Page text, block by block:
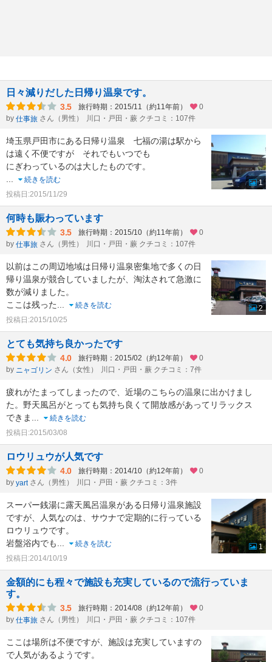
日々減りだした日帰り温泉です。
3.5 旅行時期：2015/11（約11年前）
0
by 仕事旅 さん（男性） 川口・戸田・蕨 クチコミ：107件
埼玉県戸田市にある日帰り温泉 七福の湯は駅から
は遠く不便ですが それでもいつでも
にぎわっているのは大したものです。
...
続きを読む
投稿日:2015/11/29
1
何時も賑わっています
3.5 旅行時期：2015/10（約11年前）
0
by 仕事旅 さん（男性） 川口・戸田・蕨 クチコミ：107件
以前はこの周辺地域は日帰り温泉密集地で多くの日
帰り温泉が競合していましたが、淘汰されて急激に
数が減りました。
ここは残った...
続きを読む
投稿日:2015/10/25
2
とても気持ち良かったです
4.0 旅行時期：2015/02（約12年前）
0
by ニャゴリン さん（女性） 川口・戸田・蕨 クチコミ：7件
疲れがたまってしまったので、近場のこちらの温泉に出かけまし
た。野天風呂がとっても気持ち良くて開放感があってリラックス
できま ...
続きを読む
投稿日:2015/03/08
ロウリュウが人気です
4.0 旅行時期：2014/10（約12年前）
0
by yart さん（男性） 川口・戸田・蕨 クチコミ：3件
スーパー銭湯に露天風呂温泉がある日帰り温泉施設
ですが、人気なのは、サウナで定期的に行っている
ロウリュウです。
岩盤浴内でも...
続きを読む
投稿日:2014/10/19
1
金額的にも程々で施設も充実しているので流行っていま
す。
3.5 旅行時期：2014/08（約12年前）
0
by 仕事旅 さん（男性） 川口・戸田・蕨 クチコミ：107件
ここは場所は不便ですが、施設は充実していますの
で人気があるようです。